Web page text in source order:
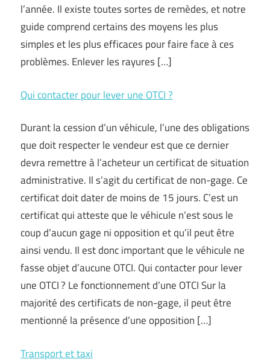
l’année. Il existe toutes sortes de remèdes, et notre
guide comprend certains des moyens les plus
simples et les plus efficaces pour faire face à ces
problèmes. Enlever les rayures […]
Qui contacter pour lever une OTCI ?
Durant la cession d’un véhicule, l’une des obligations
que doit respecter le vendeur est que ce dernier
devra remettre à l’acheteur un certificat de situation
administrative. Il s’agit du certificat de non-gage. Ce
certificat doit dater de moins de 15 jours. C’est un
certificat qui atteste que le véhicule n’est sous le
coup d’aucun gage ni opposition et qu’il peut être
ainsi vendu. Il est donc important que le véhicule ne
fasse objet d’aucune OTCI. Qui contacter pour lever
une OTCI ? Le fonctionnement d’une OTCI Sur la
majorité des certificats de non-gage, il peut être
mentionné la présence d’une opposition […]
Transport et taxi